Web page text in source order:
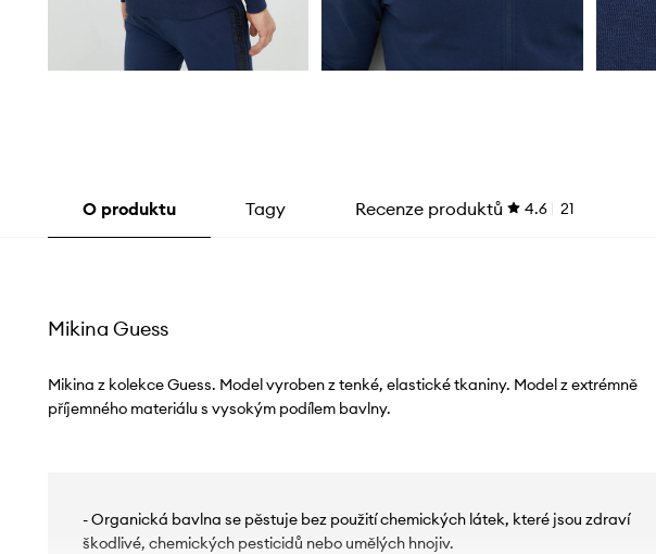
O produktu Tagy Recenze produktů 4.6 21
Mikina Guess
Mikina z kolekce Guess. Model vyroben z tenké, elastické tkaniny. Model z extrémně
příjemného materiálu s vysokým podílem bavlny.
- Organická bavlna se pěstuje bez použití chemických látek, které jsou zdraví
škodlivé, chemických pesticidů nebo umělých hnojiv.